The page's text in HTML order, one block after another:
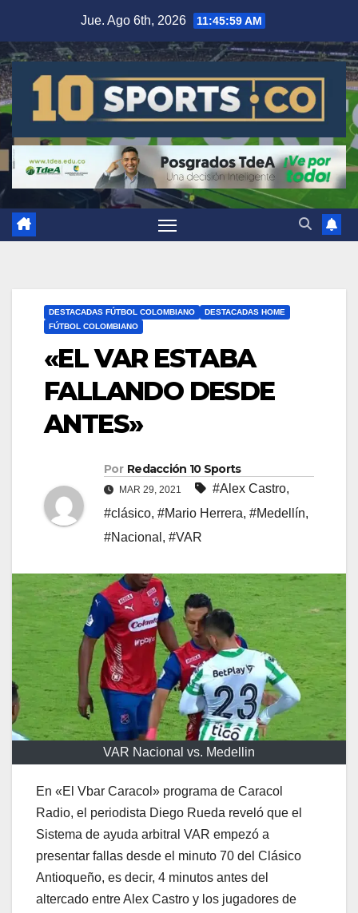
Jue. Ago 6th, 2026 11:46:00 AM
DESTACADAS FÚTBOL COLOMBIANO
DESTACADAS HOME
FÚTBOL COLOMBIANO
«EL VAR ESTABA
FALLANDO DESDE
ANTES»
Por Redacción 10 Sports
MAR 29, 2021 #Alex Castro,
#clásico, #Mario Herrera, #Medellín,
#Nacional , #VAR
VAR Nacional vs. Medellin
En «El Vbar Caracol» programa de Caracol
Radio, el periodista Diego Rueda reveló que el
Sistema de ayuda arbitral VAR empezó a
presentar fallas desde el minuto 70 del Clásico
Antioqueño, es decir, 4 minutos antes del
altercado entre Alex Castro y los jugadores de